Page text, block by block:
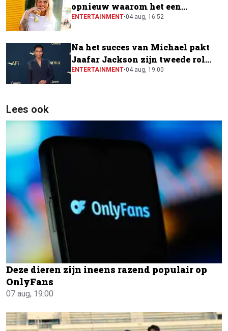
opnieuw waarom het een
festivalfavoriet is
ENTERTAINMENT•04 aug, 16:52
Na het succes van Michael pakt
Jaafar Jackson zijn tweede rol
naast Will Smith
ENTERTAINMENT•04 aug, 19:00
Lees ook
Deze dieren zijn ineens razend populair op
OnlyFans
07 aug, 19:00